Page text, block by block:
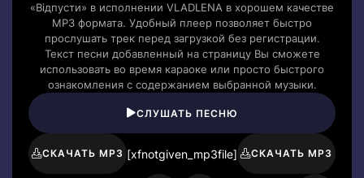
«Відпусти» в исполнении VLADLENA в хорошем качестве
MP3 формата. Удобный плеер позволяет быстро
прослушать трек перед загрузкой без регистрации.
Текст песни добавленный на страницу Вы сможете
использовать во время караоке или просто быстрого
ознакомления с содержанием выбранной музыки.
СЛУШАТЬ ПЕСНЮ
СКАЧАТЬ MP3 [xfnotgiven_mp3file] СКАЧАТЬ MP3